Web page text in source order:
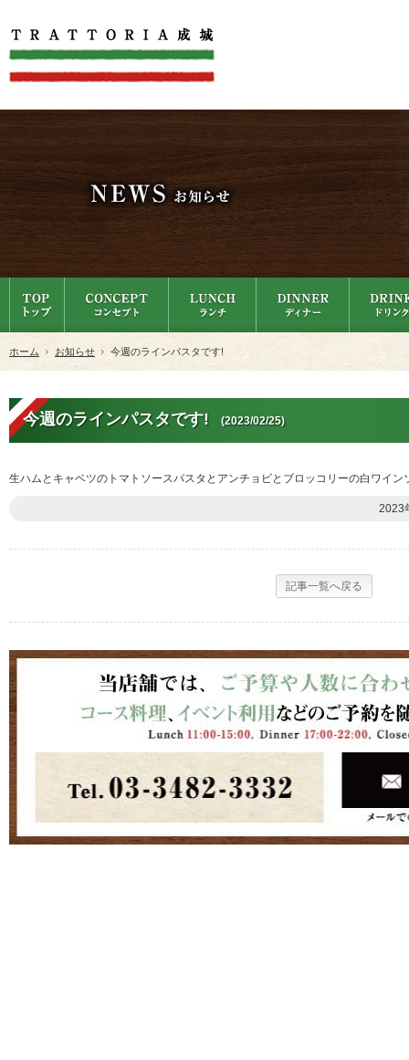
ホーム お知らせ 今週のラインパスタです!
今週のラインパスタです! (2023/02/25)
生ハムとキャベツのトマトソースパスタとアンチョビとブロッコリーの白ワイン
2023
記事一覧へ戻る